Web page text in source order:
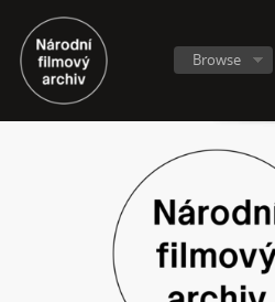
Browse